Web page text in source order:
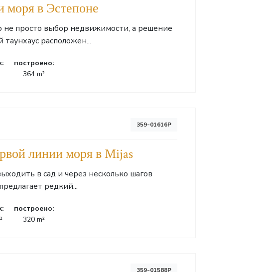
моря в Эстепоне
просто выбор недвижимости, а решение
расположен...
построено:
364 m²
359-01616P
линии моря в Mijas
в сад и через несколько шагов
редкий...
построено:
320 m²
359-01588P